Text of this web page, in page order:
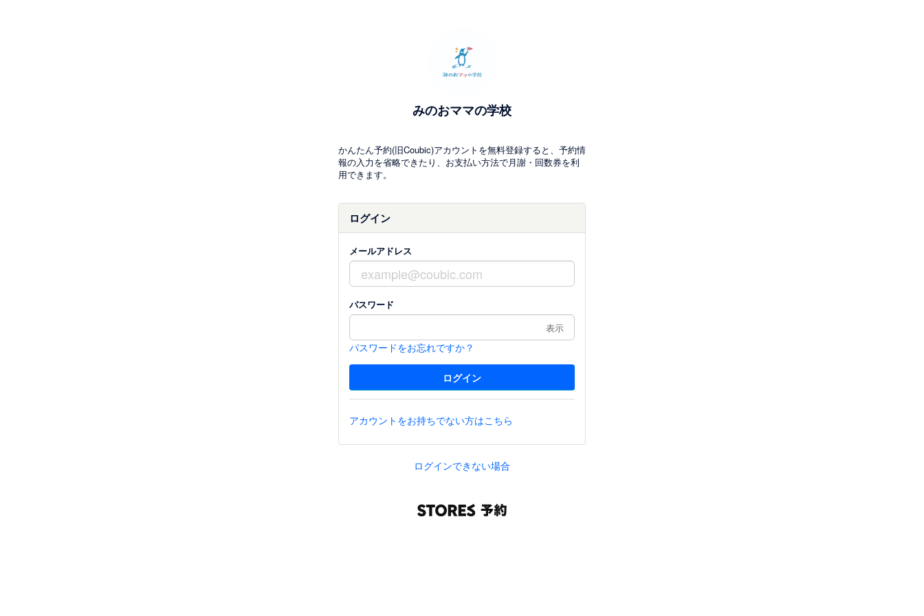
みのおママの学校
かんたん予約(旧Coubic)アカウントを無料登録すると、予約情
報の入力を省略できたり、お支払い方法で月謝・回数券を利
用できます。
ログイン
メールアドレス
パスワード
表示
パスワードをお忘れですか？
アカウントをお持ちでない方はこちら
ログインできない場合